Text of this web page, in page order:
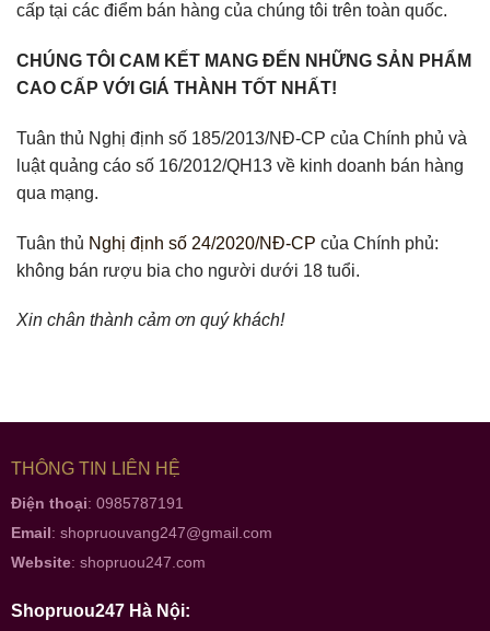
cấp tại các điểm bán hàng của chúng tôi trên toàn quốc.
CHÚNG TÔI CAM KẾT MANG ĐẾN NHỮNG SẢN PHẨM
CAO CẤP VỚI GIÁ THÀNH TỐT NHẤT!
Tuân thủ Nghị định số 185/2013/NĐ-CP của Chính phủ và
luật quảng cáo số 16/2012/QH13 về kinh doanh bán hàng
qua mạng.
Tuân thủ Nghị định số 24/2020/NĐ-CP của Chính phủ:
không bán rượu bia cho người dưới 18 tuổi.
Xin chân thành cảm ơn quý khách!
THÔNG TIN LIÊN HỆ
Điện thoại: 0985787191
Email: shopruouvang247@gmail.com
Website: shopruou247.com
Shopruou247 Hà Nội: